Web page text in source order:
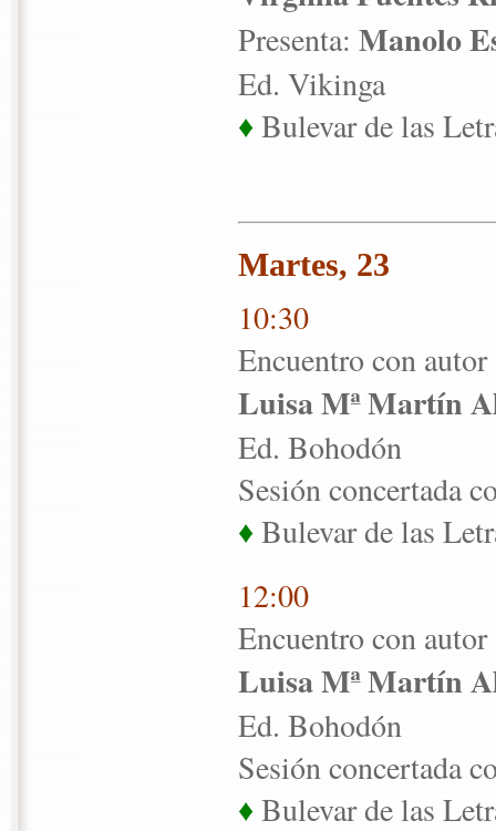
Presenta: Manolo
Ed. Vikinga
♦Bulevar de las
Martes, 23
10:30
Encuentro con autor
Luisa Mª Martín
Ed. Bohodón
Sesión concertada
♦Bulevar de las
12:00
Encuentro con autor
Luisa Mª Martín
Ed. Bohodón
Sesión concertada
♦Bulevar de las